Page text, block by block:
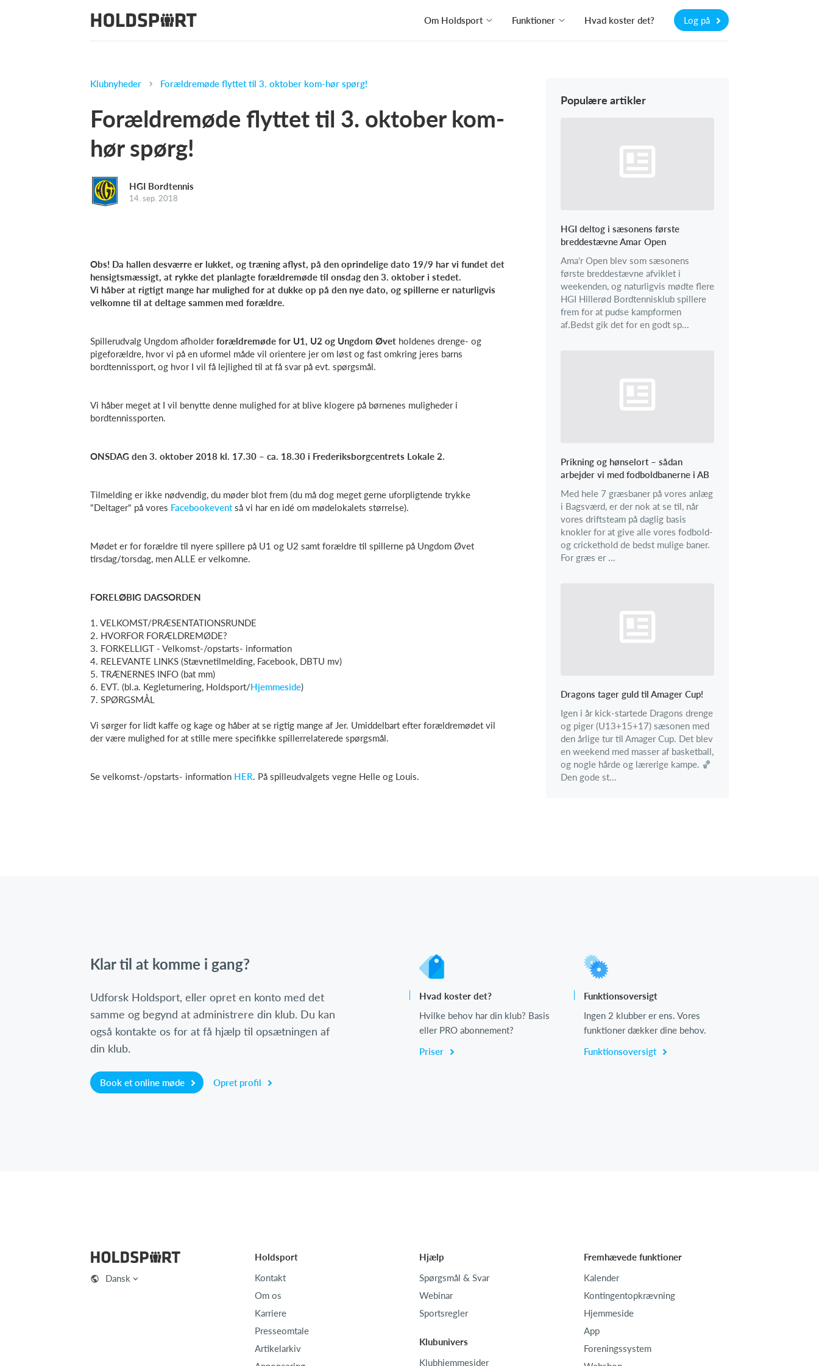
Om Holdsport Funktioner Hvad koster det? Log på
Klubnyheder Forældremøde flyttet til 3. oktober kom-hør spørg!
Forældremøde flyttet til 3. oktober kom-
hør spørg!
HGI Bordtennis
14. sep. 2018
Obs! Da hallen desværre er lukket, og træning aflyst, på den oprindelige dato 19/9 har vi fundet det
hensigtsmæssigt, at rykke det planlagte forældremøde til onsdag den 3. oktober i stedet.
Vi håber at rigtigt mange har mulighed for at dukke op på den nye dato, og spillerne er naturligvis
velkomne til at deltage sammen med forældre.
Spillerudvalg Ungdom afholderforældremøde for U1, U2 og Ungdom Øvet holdenes drenge- og
pigeforældre, hvor vi på en uformel måde vil orientere jer om løst og fast omkring jeres barns
bordtennissport, og hvor I vil få lejlighed til at få svar på evt. spørgsmål.
Vi håber meget at I vil benytte denne mulighed for at blive klogere på børnenes muligheder i
bordtennissporten.
ONSDAG den 3. oktober 2018 kl. 17.30 – ca. 18.30 i Frederiksborgcentrets Lokale 2.
Tilmelding er ikke nødvendig, du møder blot frem (du må dog meget gerne uforpligtende trykke
"Deltager" på vores Facebookeventså vi har en idé om mødelokalets størrelse).
Mødet er for forældre til nyere spillere på U1 og U2 samt forældre til spillerne på Ungdom Øvet
tirsdag/torsdag, men ALLE er velkomne.
FORELØBIG DAGSORDEN
1. VELKOMST/PRÆSENTATIONSRUNDE
2. HVORFOR FORÆLDREMØDE?
3. FORKELLIGT - Velkomst-/opstarts- information
4. RELEVANTE LINKS (Stævnetilmelding, Facebook, DBTU mv)
5. TRÆNERNES INFO (bat mm)
6. EVT. (bl.a. Kegleturnering, Holdsport/Hjemmeside)
7. SPØRGSMÅL
Vi sørger for lidt kaffe og kage og håber at se rigtig mange af Jer. Umiddelbart efter forældremødet vil
der være mulighed for at stille mere specifikke spillerrelaterede spørgsmål.
Se velkomst-/opstarts- information HER. På spilleudvalgets vegne Helle og Louis.
Populære artikler
HGI deltog i sæsonens første
breddestævne Amar Open
Ama'r Open blev som sæsonens
første breddestævne afviklet i
weekenden, og naturligvis mødte flere
HGI Hillerød Bordtennisklub spillere
frem for at pudse kampformen
af.Bedst gik det for en godt sp...
Prikning og hønselort – sådan
arbejder vi med fodboldbanerne i AB
Med hele 7 græsbaner på vores anlæg
i Bagsværd, er der nok at se til, når
vores driftsteam på daglig basis
knokler for at give alle vores fodbold-
og crickethold de bedst mulige baner.
For græs er ...
Dragons tager guld til Amager Cup!
Igen i år kick-startede Dragons drenge
og piger (U13+15+17) sæsonen med
den årlige tur til Amager Cup. Det blev
en weekend med masser af basketball,
og nogle hårde og lærerige kampe. 🏀
Den gode st...
Klar til at komme i gang?
Udforsk Holdsport, eller opret en konto med det
samme og begynd at administrere din klub. Du kan
også kontakte os for at få hjælp til opsætningen af
din klub.
Book et online møde Opret profil
Hvad koster det?
Hvilke behov har din klub? Basis
eller PRO abonnement?
Priser
Funktionsoversigt
Ingen 2 klubber er ens. Vores
funktioner dækker dine behov.
Funktionsoversigt
Dansk
Holdsport
Kontakt
Om os
Karriere
Presseomtale
Artikelarkiv
Hjælp
Spørgsmål & Svar
Webinar
Sportsregler
Klubunivers
Klubhjemmesider
Fremhævede funktioner
Kalender
Kontingentopkrævning
Hjemmeside
App
Foreningssystem